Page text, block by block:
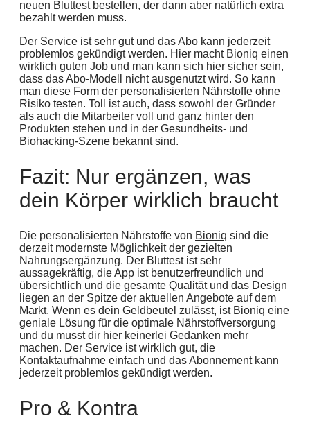
neuen Bluttest bestellen, der dann aber natürlich extra
bezahlt werden muss.
Der Service ist sehr gut und das Abo kann jederzeit
problemlos gekündigt werden. Hier macht Bioniq einen
wirklich guten Job und man kann sich hier sicher sein,
dass das Abo-Modell nicht ausgenutzt wird. So kann
man diese Form der personalisierten Nährstoffe ohne
Risiko testen. Toll ist auch, dass sowohl der Gründer
als auch die Mitarbeiter voll und ganz hinter den
Produkten stehen und in der Gesundheits- und
Biohacking-Szene bekannt sind.
Fazit: Nur ergänzen, was
dein Körper wirklich braucht
Die personalisierten Nährstoffe von Bioniq sind die
derzeit modernste Möglichkeit der gezielten
Nahrungsergänzung. Der Bluttest ist sehr
aussagekräftig, die App ist benutzerfreundlich und
übersichtlich und die gesamte Qualität und das Design
liegen an der Spitze der aktuellen Angebote auf dem
Markt. Wenn es dein Geldbeutel zulässt, ist Bioniq eine
geniale Lösung für die optimale Nährstoffversorgung
und du musst dir hier keinerlei Gedanken mehr
machen. Der Service ist wirklich gut, die
Kontaktaufnahme einfach und das Abonnement kann
jederzeit problemlos gekündigt werden.
Pro & Kontra